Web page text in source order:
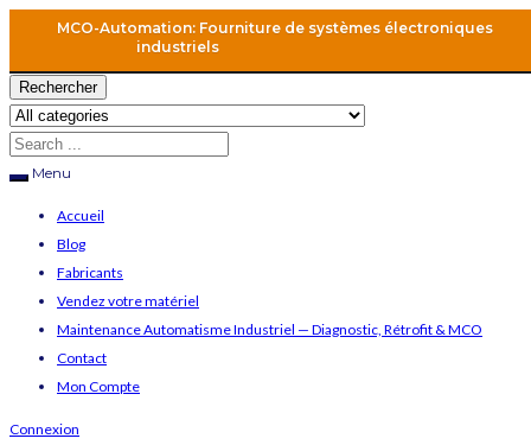
MCO-Automation: Fourniture de systèmes électroniques
industriels
Rechercher
Menu
Accueil
Blog
Fabricants
Vendez votre matériel
Maintenance Automatisme Industriel — Diagnostic, Rétrofit & MCO
Contact
Mon Compte
Connexion